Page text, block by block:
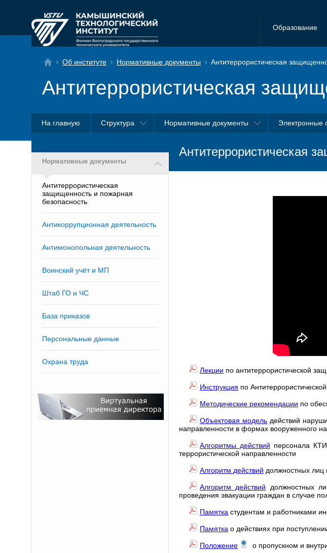
Образование
Об институте Нормативные документы Антитеррористическая
Антитеррористическая
На главную Структура Нормативные документы Электронные
Нормативные документы
Антитеррористическая
защищенность и пожарная
безопасность
Антикоррупционная деятельность
Антимонопольная деятельность
Воинский учёт и МП
Штаб ГО и ЧС
База приказов
Персональные данные
Охрана труда
Антитеррористическая
Лекции по антитеррористической
Инструкция по
Методические рекомендации по
Объектовая модель действий
направленности в формах вооруженного
Алгоритмы действий персонала
террористической направленности
Алгоритм действий должностных лиц
Алгоритм действий должностных
проведения эвакуации граждан в случае
Памятка студентам и работниками
Памятка о действиях при
Положение о пропускном и